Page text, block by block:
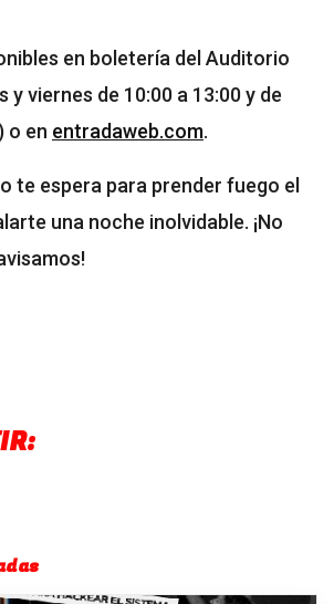
en boletería del Auditorio
y viernes de 10:00 a 13:00 y de
o en entradaweb.com.
te espera para prender fuego el
una noche inolvidable. ¡No